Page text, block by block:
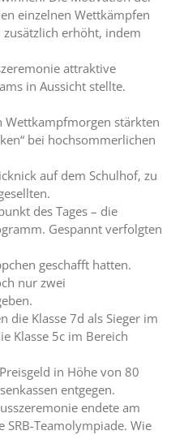
einzelnen Wettkämpfen
erhöht, indem
attraktive
in Aussicht stellte.
Wettkampfmorgen stärkten
bei hochsommerlichen
auf dem Schulhof, zu
des Tages – die
Gespannt verfolgten
geschafft hatten.
nur zwei
die Klasse 7d als Sieger im
Klasse 5c im Bereich
in Höhe von 80
entgegen.
endete am
Teamolympiade. Wie